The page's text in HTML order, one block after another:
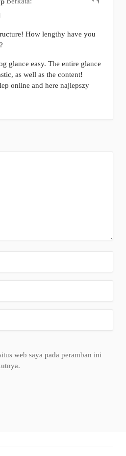
How lengthy have you
glance easy. The entire glance
as well as the content!
online and here najlepszy
web saya pada peramban ini